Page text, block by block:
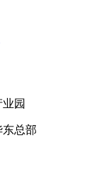
园
总部